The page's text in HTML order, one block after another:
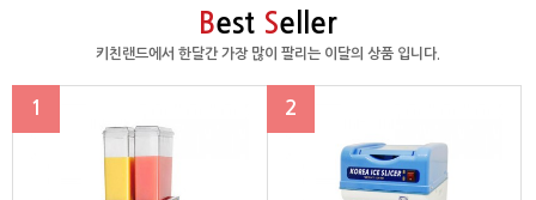
Best Seller
키친랜드에서 한달간 가장 많이 팔리는 이달의 상품 입니다.
1 2